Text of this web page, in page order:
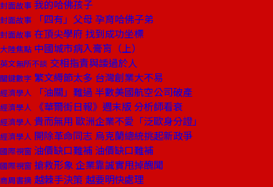
封面故事 我的哈佛孩子
封面故事 「四有」父母 孕育哈佛子弟
封面故事 在頂尖學府 找到成功坐標
大陸焦點 中國城市病入膏肓（上）
英文無所不談 交相指責與諉過於人
關鍵數字 繁文縟節太多 台灣創業大不易
經濟學人 「油關」難過 半數美國航空公司破產
經濟學人 《華爾街日報》週末版 分析師看衰
經濟學人 貴而無用 歐洲企業不愛「泛歐身分證」
經濟學人 開除革命同志 烏克蘭總統挑起新政爭
國際視窗 油價缺口難補 油價缺口難補
國際視窗 搶救形象 企業靠誠實甩掉醜聞
商周書摘 越棘手決策 越要明快處理